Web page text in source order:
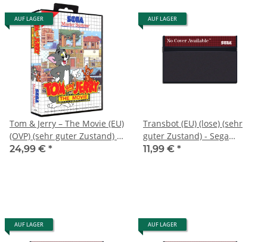
AUF LAGER
Tom & Jerry – The Movie (EU)
(OVP) (sehr guter Zustand) -
Sega Master System
24,99 € *
AUF LAGER
Transbot (EU) (lose) (sehr
guter Zustand) - Sega
Master System
11,99 € *
AUF LAGER AUF LAGER